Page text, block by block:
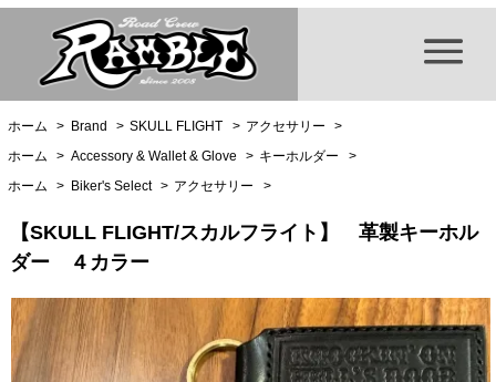
ホーム > Brand > SKULL FLIGHT > アクセサリー
>
ホーム
> Accessory & Wallet & Glove > キーホルダー
>
ホーム
> Biker's Select > アクセサリー >
【SKULL FLIGHT/スカルフライト】 革製キーホル
ダー ４カラー